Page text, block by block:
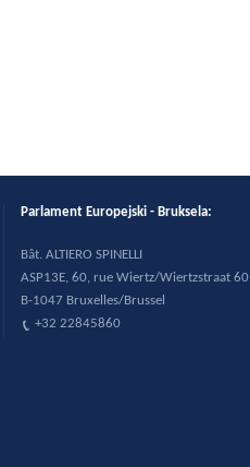
Parlament Europejski - Bruksela:
Bât. ALTIERO SPINELLI
ASP13E, 60, rue Wiertz/Wiertzstraat 60
B-1047 Bruxelles/Brussel
+32 22845860